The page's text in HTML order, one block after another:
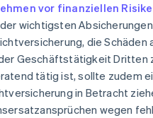
vor finanziellen
der wichtigsten
die Schäden
Geschäftstätigkeit Dritten
tätig ist, sollte zudem
in Betracht
wegen